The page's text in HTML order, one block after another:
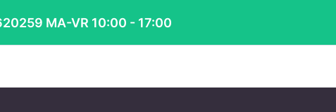
MA-VR 10:00 - 17:00